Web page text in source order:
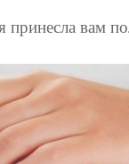
вам